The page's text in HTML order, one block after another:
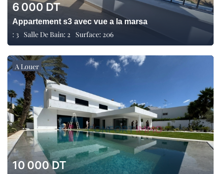
6 000 DT
Appartement s3 avec vue a la marsa
: 3 Salle De Bain: 2 Surface: 206
A Louer
10 000DT